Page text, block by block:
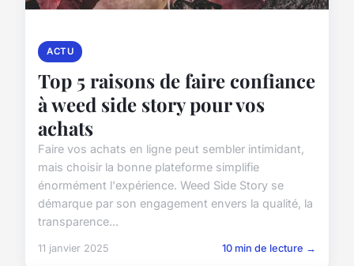
ACTU
Top 5 raisons de faire confiance
à weed side story pour vos
achats
Faire vos achats en ligne peut sembler intimidant,
mais choisir la bonne plateforme simplifie
énormément l'expérience. Weed Side Story se
démarque par son engagement envers la qualité, la
transparence...
11 janvier 2025 10 min de lecture →